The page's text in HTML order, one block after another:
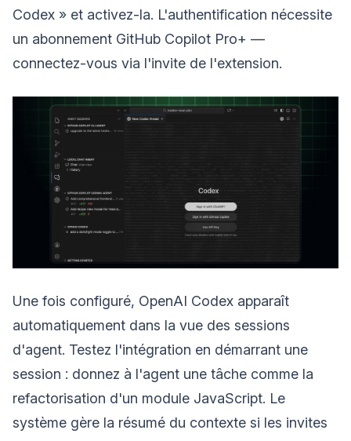
Codex » et activez-la. L'authentification nécessite
un abonnement GitHub Copilot Pro+ —
connectez-vous via l'invite de l'extension.
Une fois configuré, OpenAI Codex apparaît
automatiquement dans la vue des sessions
d'agent. Testez l'intégration en démarrant une
session : donnez à l'agent une tâche comme la
refactorisation d'un module JavaScript. Le
système gère la résumé du contexte si les invites